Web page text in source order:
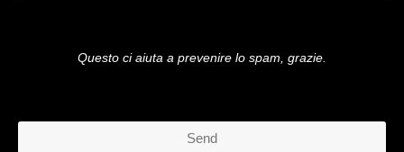
Questo ci aiuta a prevenire lo spam, grazie.
Send